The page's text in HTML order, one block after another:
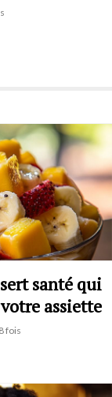
santé qui
assiette
fois